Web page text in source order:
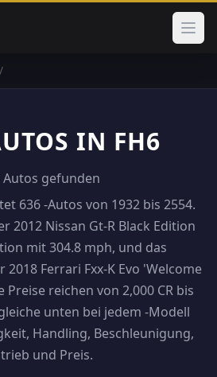
/
IN FH6
Autos gefunden
636 -Autos von 1932 bis 2554.
2012 Nissan Gt-R Black Edition
mit 304.8 mph, und das
Ferrari Fxx-K Evo 'Welcome
Preise reichen von 2,000 CR bis
unten bei jedem -Modell
Handling, Beschleunigung,
und Preis.